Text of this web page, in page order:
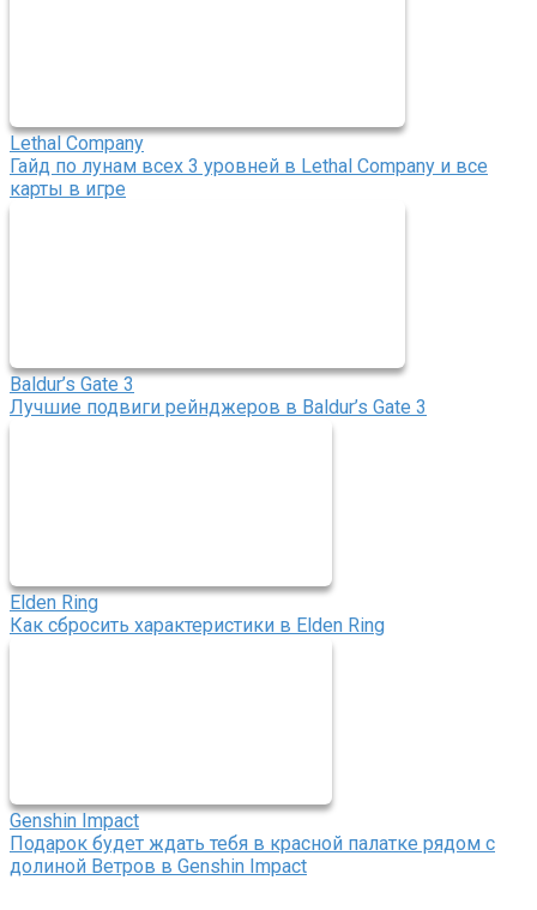
Lethal Company
Гайд по лунам всех 3 уровней в Lethal Company и все
карты в игре
Baldur’s Gate 3
Лучшие подвиги рейнджеров в Baldur’s Gate 3
Elden Ring
Как сбросить характеристики в Elden Ring
Genshin Impact
Подарок будет ждать тебя в красной палатке рядом с
долиной Ветров в Genshin Impact